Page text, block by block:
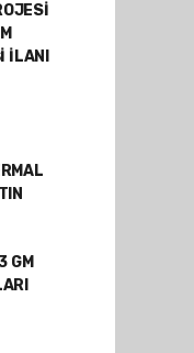
İLANI
GM